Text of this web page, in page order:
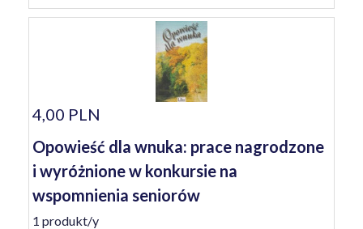
4,00 PLN
Opowieść dla wnuka: prace nagrodzone
i wyróżnione w konkursie na
wspomnienia seniorów
1 produkt/y